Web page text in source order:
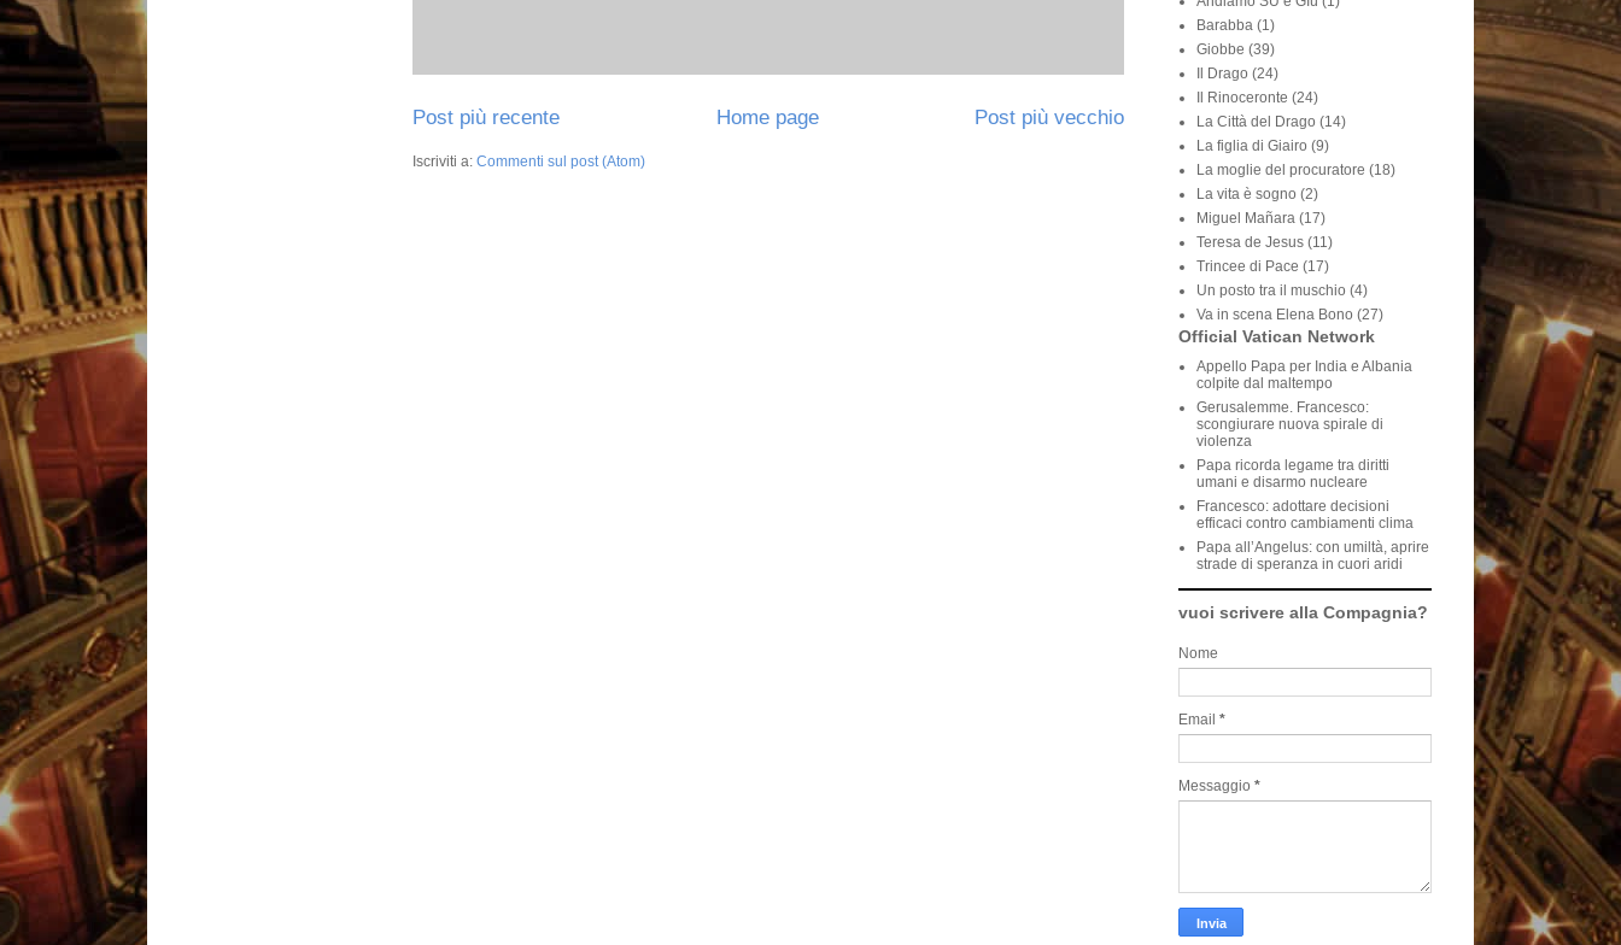
Post più recente Post più vecchio
Home page
Iscriviti a: Commenti sul post (Atom)
Barabba (1)
Giobbe (39)
Il Drago (24)
Il Rinoceronte (24)
La Città del Drago (14)
La figlia di Giairo (9)
La moglie del procuratore (18)
La vita è sogno (2)
Miguel Mañara (17)
Teresa de Jesus (11)
Trincee di Pace (17)
Un posto tra il muschio (4)
Va in scena Elena Bono (27)
Official Vatican Network
Appello Papa per India e Albania
colpite dal maltempo
Gerusalemme. Francesco:
scongiurare nuova spirale di
violenza
Papa ricorda legame tra diritti
umani e disarmo nucleare
Francesco: adottare decisioni
efficaci contro cambiamenti clima
Papa all’Angelus: con umiltà, aprire
strade di speranza in cuori aridi
vuoi scrivere alla Compagnia?
Nome
Email *
Messaggio *